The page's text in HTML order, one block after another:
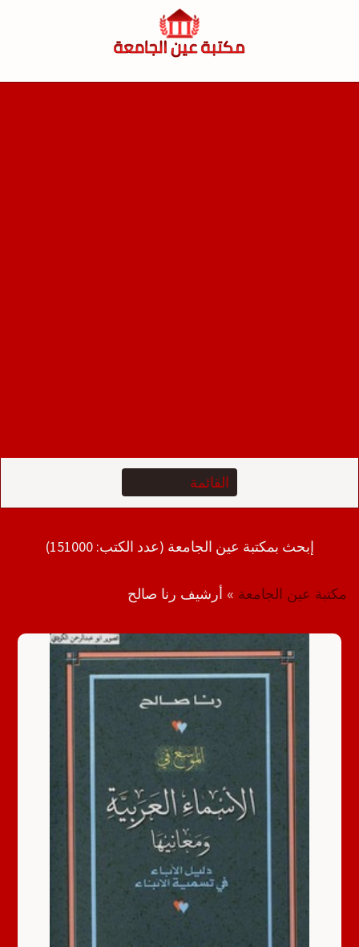
إبحث بمكتبة عين الجامعة (عدد الكتب: 151000)
مكتبة عين الجامعة » أرشيف رنا صالح